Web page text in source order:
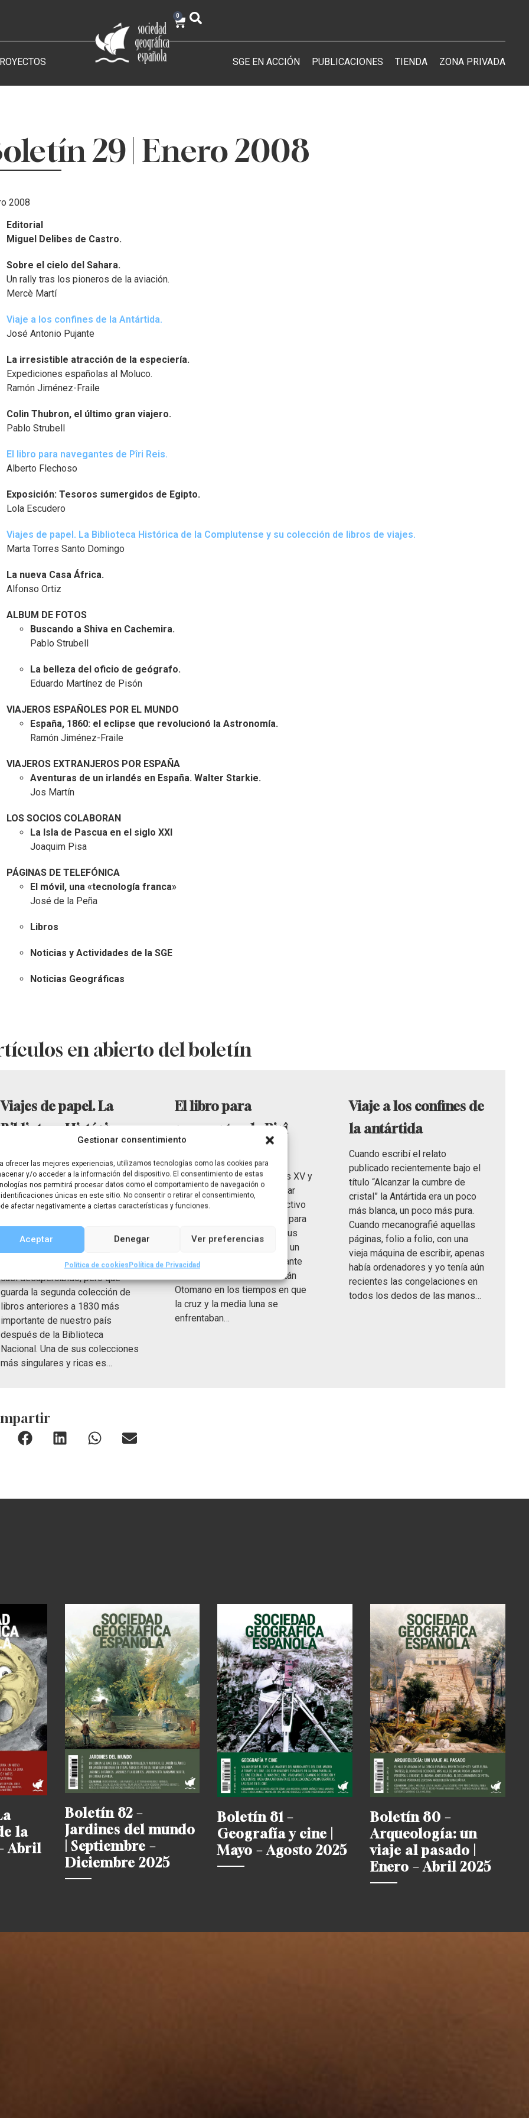
Gestionar consentimiento
ofrecer las mejores experiencias, utilizamos tecnologías como las cookies para
y/o acceder a la información del dispositivo. El consentimiento de estas
nos permitirá procesar datos como el comportamiento de navegación o
únicas en este sitio. No consentir o retirar el consentimiento,
afectar negativamente a ciertas características y funciones.
Aceptar Denegar Ver preferencias
Política de cookiesPolítica de Privacidad
0
SGE EN ACCIÓN PUBLICACIONES TIENDA ZONA PRIVADA
29 | Enero 2008
2008
Editorial
Miguel Delibes de Castro.
Sobre el cielo del Sahara.
Un rally tras los pioneros de la aviación.
Mercè Martí
Viaje a los confines de la Antártida.
José Antonio Pujante
La irresistible atracción de la especiería.
Expediciones españolas al Moluco.
Ramón Jiménez-Fraile
Colin Thubron, el último gran viajero.
Pablo Strubell
El libro para navegantes de Pîri Reis.
Alberto Flechoso
Exposición: Tesoros sumergidos de Egipto.
Lola Escudero
Viajes de papel. La Biblioteca Histórica de la Complutense y su colección de libros de viajes.
Marta Torres Santo Domingo
La nueva Casa África.
Alfonso Ortiz
ALBUM DE FOTOS
Buscando a Shiva en Cachemira.
Pablo Strubell
La belleza del oficio de geógrafo.
Eduardo Martínez de Pisón
VIAJEROS ESPAÑOLES POR EL MUNDO
España, 1860: el eclipse que revolucionó la Astronomía.
Ramón Jiménez-Fraile
VIAJEROS EXTRANJEROS POR ESPAÑA
Aventuras de un irlandés en España. Walter Starkie.
Jos Martín
LOS SOCIOS COLABORAN
La Isla de Pascua en el siglo XXI
Joaquim Pisa
PÁGINAS DE TELEFÓNICA
El móvil, una «tecnología franca»
José de la Peña
Libros
Noticias y Actividades de la SGE
Noticias Geográficas
en abierto del boletín
Viajes de papel. La
Biblioteca Histórica
su colección de libros
de viajes
junto a la antigua Universidad
Central de la calle San Bernardo,
se encuentra un edificio que pasa
casi desapercibido, pero que
guarda la segunda colección de
libros anteriores a 1830 más
importante de nuestro país
después de la Biblioteca
Nacional. Una de sus colecciones
más singulares y ricas es…
El libro para
navegantes de Pirî
Remontémonos a los siglos XV y
XVI adentrándonos en un mar
Mediterráneo, convulso y activo
escenario de intercambios, para
conocer la vida de uno de sus
protagonistas. Pîri Reis fue un
corsario, cartógrafo y almirante
turco a las órdenes del sultán
Otomano en los tiempos en que
la cruz y la media luna se
enfrentaban…
Viaje a los confines de
la antártida
Cuando escribí el relato
publicado recientemente bajo el
título “Alcanzar la cumbre de
cristal” la Antártida era un poco
más blanca, un poco más pura.
Cuando mecanografié aquellas
páginas, folio a folio, con una
vieja máquina de escribir, apenas
había ordenadores y yo tenía aún
recientes las congelaciones en
todos los dedos de las manos…
la
Abril
Boletín 82 –
Jardines del mundo
| Septiembre –
Diciembre 2025
Boletín 81 –
Geografía y cine |
Mayo – Agosto 2025
Boletín 80 –
Arqueología: un
viaje al pasado |
Enero – Abril 2025